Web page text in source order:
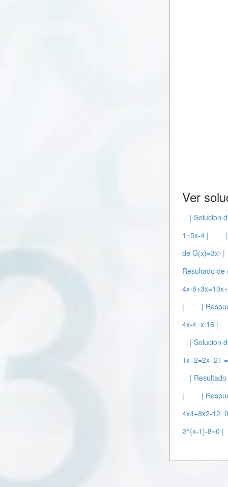
Ver
| Solucion
1=5x-4 |
de G(x)=3x³ |
Resultado
4x-
|
|
4x-4=x.16 |
| Solucion
1x−2=2x−21
|
|
|
4x4+8x2-
2^{x-1}-8=0 |